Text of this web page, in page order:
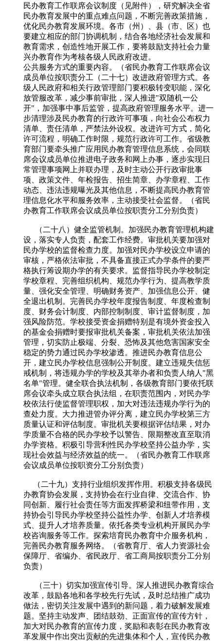
民办教育工作联席会议制度（见附件），研究解决全省
民办教育发展中的重点难点问题，不断完善政策措施，
优化民办教育发展环境。各市（州）、县（市、区）也
要建立相应的部门协调机制，结合各地经济社会发展和
教育需求，创造性地开展工作，要将鼓励支持社会力量
兴办教育作为考核各级人民政府改进。
公共服务方式的重要内容。（省民办教育工作联席会议
成员单位按职责分工（二十七）改进政府管理方式。各
级人民政府和相关行政管理部门要积极转变职能，深化
放管服改革，减少事前审批，深人推进"双随机一公
开"，加强事中事后监管，提高政府管理服务水平。进一
步清理涉及民办教育的行政许可事项，向社会公布权力
清单、责任清单，严禁法外设权。改进许可方式，简化
许可流程，明确工作时限，规范行政许可工作。省级教
育部门要牵头推广应用民办教育管理信息系统，会同联
席会议成员单位推进电子政务和网上办事，逐步实现日
常管理事项网上并联办理，及时主动公开行政审批事
项、政策文件、年检报告、招生简章、办学章程、工作
动态、违法违规曝光及其他信息，不断提高民办教育管
理信息化水平和服务效率，主动接受社会监督。（省民
办教育工作联席会议成员单位按职责分工分别负责）
（二十八）健全监管机制。加强民办教育管理机构建
设，落实专人负责，配套工作经费。审批机关要加强对
民办学校的监督检查力度。加强对民办学校设立申请的
审核，严格依法审批，不具备直接正式办学条件的要严
格执行筹设期办学的有关要求。监督指导民办学校制定
学校章程、完善组织机构、规范办学行为、提高教学质
量、强化安全管理、明确财务资产、加强信息公开、健
全退出机制。完善民办学校年度报告制度、年度检查制
度、财务会计制度、内部控制制度、审计监督制度，加
强风险防范。学校接受资金捐赠特别是有境外资金投入
的基金会捐赠时要报审批机关备案，审批机关依法加强
管理，切实防止极端、分裂、恐怖及其他危害国家安全
稳定的势力通过民办学校渗透。推进民办教育信息公
开，建立民办学校信息强制公开制度。建立违规失信惩
戒机制，将违规办学的学校及其举办者和负责人纳人"黑
名单"管理。健全联合执法机制，各级教育部门要依托联
席会议牵头成立联合执法组，在职责范围内，对民办学
校依法行使监督管理职权，加大对违法违规办学行为的
查处力度。大力推进管办评分离，建立民办学校第三方
质量认证和评估制度。审批机关要根据评估结果，对办
学质量不合格的民办学校予以警告、限期整改直至取消
办学资格。积极引导营利性民办学校坚持公益办学，实
现社会效益与经济效益的统一。（省民办教育工作联席
会议成员单位按职资分工分别负责）
（二十九）支持行业组织发挥作用。积极支持各级民
办教育协会发展，支持协会在行业自律、交流合作、协
同创新、履行社会责任等方面发挥桥梁和纽带作用，支
持协会引导民办学校坚持公益性办学、创新人才培养模
式、提升人才培养质量。依托各类专业机构开展民办学
校咨询服务等工作。探索培育民办教育中介服务机构，
完善民办教育服务网络。（省教育厅、省人力资源社会
保障厅、省编办、省民政厅、省工商局按职责分工分别
负责）
（三十）切实加强宣传引导。深人推进民办教育综合
改革，鼓励各地和各学校先行先试，及时总结推广成功
做法，密切关注发展中遇到的新问题，着力破解发展难
题。坚持主动发声、团结鼓劲、正面宣传的宣传方针，
加大对民办教育的宣传力度，奖励和表彰在民办教育改
革发展中作出突出贡献的先进集体和个人，宣传民办教